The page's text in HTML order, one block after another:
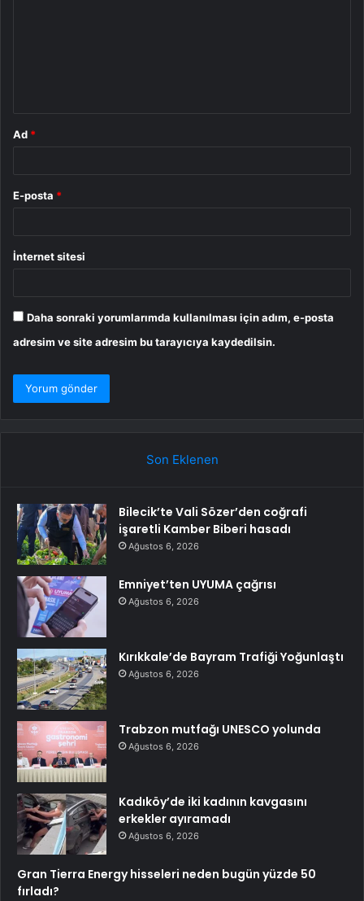
Ad *
E-posta *
İnternet sitesi
Daha sonraki yorumlarımda kullanılması için adım, e-posta
adresim ve site adresim bu tarayıcıya kaydedilsin.
Son Eklenen
Bilecik’te Vali Sözer’den coğrafi
işaretli Kamber Biberi hasadı
Ağustos 6, 2026
Emniyet’ten UYUMA çağrısı
Ağustos 6, 2026
Kırıkkale’de Bayram Trafiği Yoğunlaştı
Ağustos 6, 2026
Trabzon mutfağı UNESCO yolunda
Ağustos 6, 2026
Kadıköy’de iki kadının kavgasını
erkekler ayıramadı
Ağustos 6, 2026
Gran Tierra Energy hisseleri neden bugün yüzde 50
fırladı?